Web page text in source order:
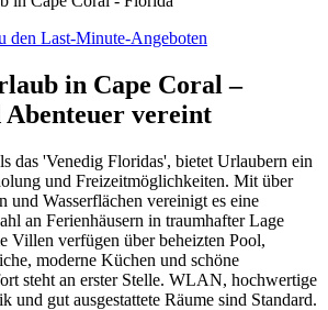
den Last-Minute-Angeboten
in Cape Coral –
vereint
das 'Venedig Floridas', bietet Urlaubern ein
und Freizeitmöglichkeiten. Mit über
und Wasserflächen vereinigt es eine
an Ferienhäusern in traumhafter Lage
Villen verfügen über beheizten Pool,
moderne Küchen und schöne
steht an erster Stelle. WLAN, hochwertige
und gut ausgestattete Räume sind Standard.